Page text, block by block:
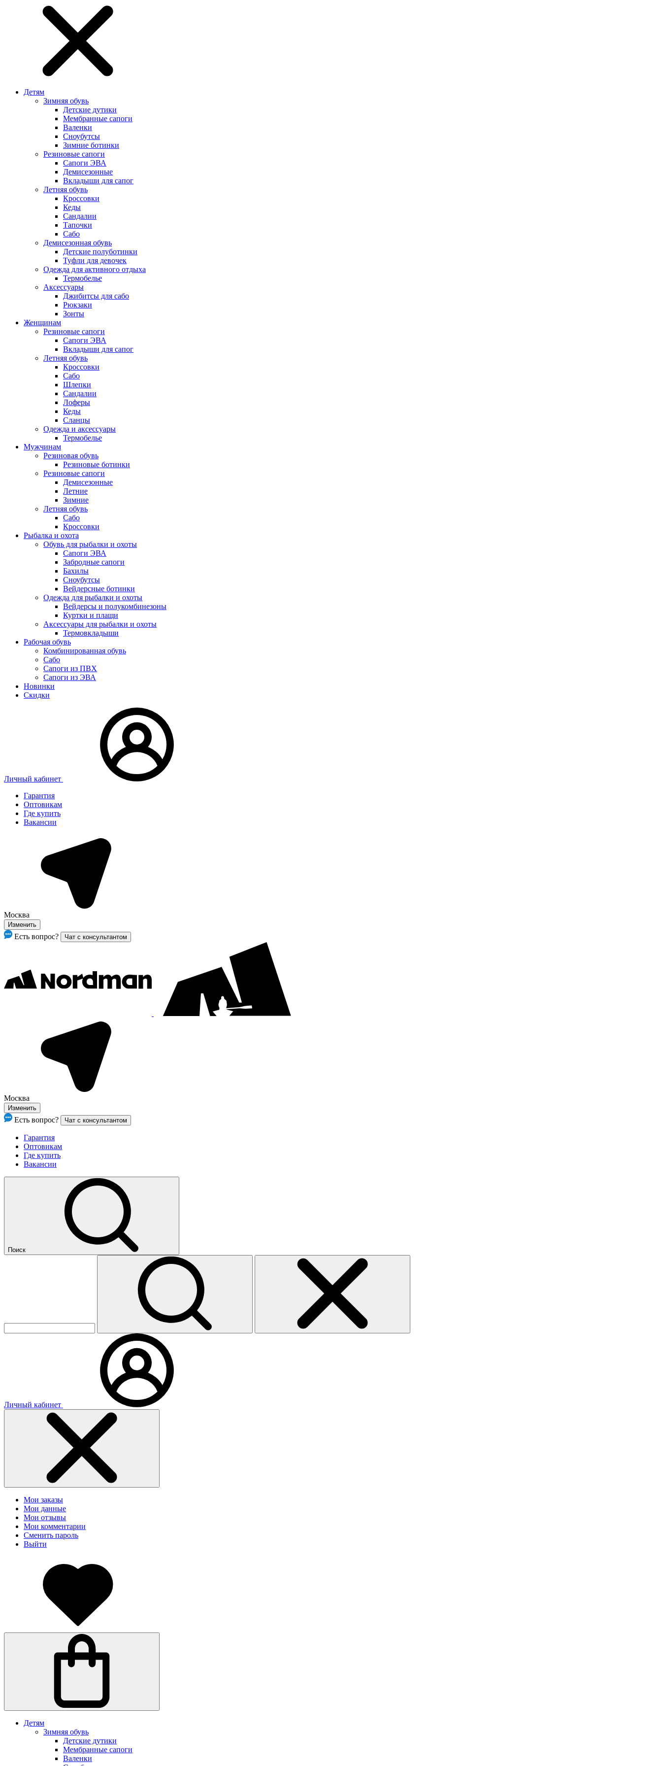
Детям
Зимняя обувь
Детские дутики
Мембранные сапоги
Валенки
Сноубутсы
Зимние ботинки
Резиновые сапоги
Сапоги ЭВА
Демисезонные
Вкладыши для сапог
Летняя обувь
Кроссовки
Кеды
Сандалии
Тапочки
Сабо
Демисезонная обувь
Детские полуботинки
Туфли для девочек
Одежда для активного отдыха
Термобелье
Аксессуары
Джибитсы для сабо
Рюкзаки
Зонты
Женщинам
Резиновые сапоги
Cапоги ЭВА
Вкладыши для сапог
Летняя обувь
Кроссовки
Сабо
Шлепки
Сандалии
Лоферы
Кеды
Сланцы
Одежда и аксессуары
Термобелье
Мужчинам
Резиновая обувь
Резиновые ботинки
Резиновые сапоги
Демисезонные
Летние
Зимние
Летняя обувь
Сабо
Кроссовки
Рыбалка и охота
Обувь для рыбалки и охоты
Сапоги ЭВА
Забродные сапоги
Бахилы
Сноубутсы
Вейдерсные ботинки
Одежда для рыбалки и охоты
Вейдерсы и полукомбинезоны
Куртки и плащи
Аксессуары для рыбалки и охоты
Термовкладыши
Рабочая обувь
Комбинированная обувь
Сабо
Сапоги из ПВХ
Сапоги из ЭВА
Новинки
Скидки
Личный кабинет
Гарантия
Оптовикам
Где купить
Вакансии
Москва
Изменить
Есть вопрос? Чат с консультантом
Москва
Изменить
Есть вопрос? Чат с консультантом
Гарантия
Оптовикам
Где купить
Вакансии
Поиск
Личный кабинет
Мои заказы
Мои данные
Мои отзывы
Мои комментарии
Сменить пароль
Выйти
Детям
Зимняя обувь
Детские дутики
Мембранные сапоги
Валенки